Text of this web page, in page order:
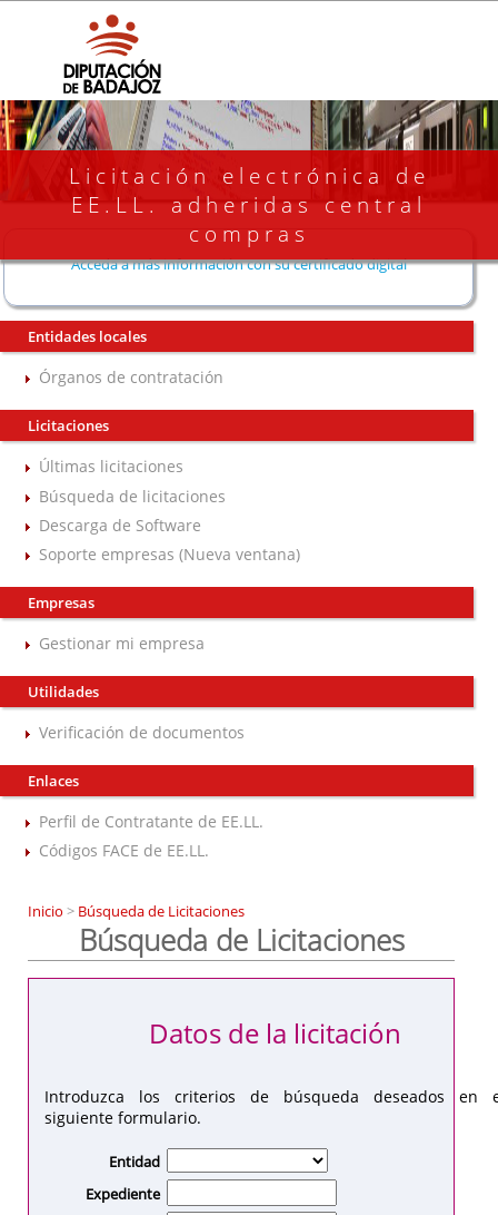
Licitación electrónica de
EE.LL. adheridas central
compras
Acceda a más información con su certificado digital
Entidades locales
Órganos de contratación
Licitaciones
Últimas licitaciones
Búsqueda de licitaciones
Descarga de Software
Soporte empresas (Nueva ventana)
Empresas
Gestionar mi empresa
Utilidades
Verificación de documentos
Enlaces
Perfil de Contratante de EE.LL.
Códigos FACE de EE.LL.
Inicio > Búsqueda de Licitaciones
Búsqueda de Licitaciones
Introduzca los criterios de búsqueda deseados en
siguiente formulario.
Datos de la licitación
Entidad
Expediente